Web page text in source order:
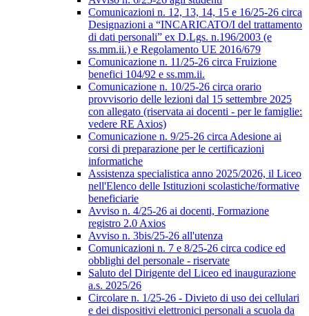
Comunicazioni n. 12, 13, 14, 15 e 16/25-26 circa
Designazioni a “INCARICATO/I del trattamento
di dati personali” ex D.Lgs. n.196/2003 (e
ss.mm.ii.) e Regolamento UE 2016/679
Comunicazione n. 11/25-26 circa Fruizione
benefici 104/92 e ss.mm.ii.
Comunicazione n. 10/25-26 circa orario
provvisorio delle lezioni dal 15 settembre 2025
con allegato (riservata ai docenti - per le famiglie:
vedere RE Axios)
Comunicazione n. 9/25-26 circa Adesione ai
corsi di preparazione per le certificazioni
informatiche
Assistenza specialistica anno 2025/2026, il Liceo
nell'Elenco delle Istituzioni scolastiche/formative
beneficiarie
Avviso n. 4/25-26 ai docenti, Formazione
registro 2.0 Axios
Avviso n. 3bis/25-26 all'utenza
Comunicazioni n. 7 e 8/25-26 circa codice ed
obblighi del personale - riservate
Saluto del Dirigente del Liceo ed inaugurazione
a.s. 2025/26
Circolare n. 1/25-26 - Divieto di uso dei cellulari
e dei dispositivi elettronici personali a scuola da